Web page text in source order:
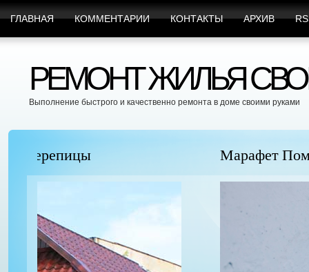
ГЛАВНАЯ КОММЕНТАРИИ КОНТАКТЫ АРХИВ
РЕМОНТ ЖИЛЬЯ
Выполнение быстрого и качественно ремонта в доме своими руками
Марафет Поможет с Любыми Видами